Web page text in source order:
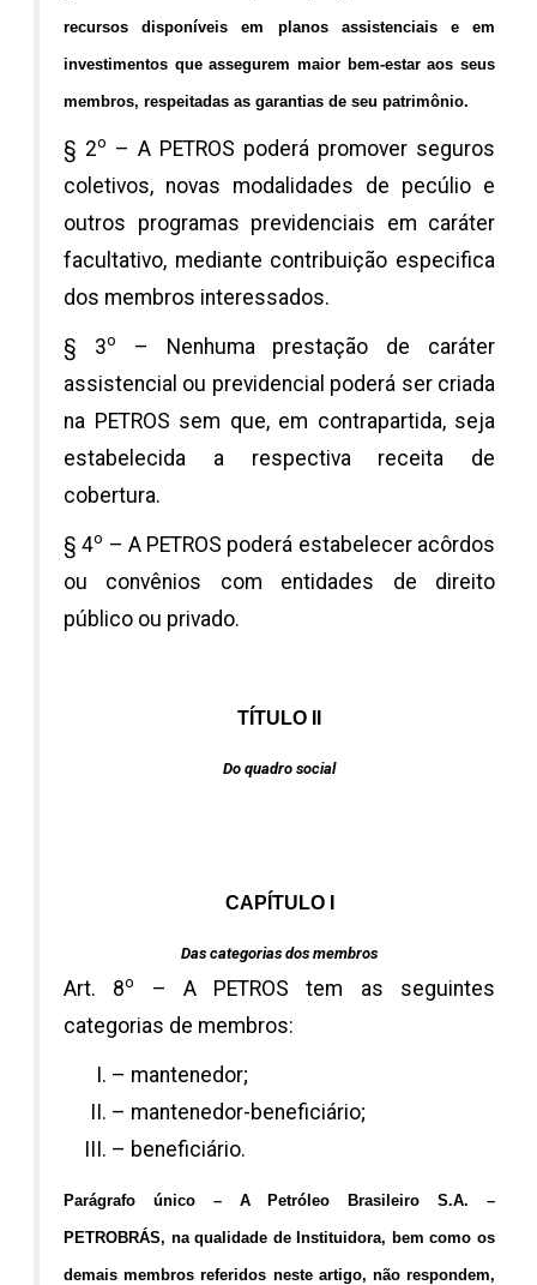
recursos disponíveis em planos assistenciais e em
investimentos que assegurem maior bem-estar aos seus
membros, respeitadas as garantias de seu patrimônio.
§ 2o – A PETROS poderá promover seguros
coletivos, novas modalidades de pecúlio e
outros programas previdenciais em caráter
facultativo, mediante contribuição especifica
dos membros interessados.
§ 3o
– Nenhuma prestação de caráter
assistencial ou previdencial poderá ser criada
na PETROS sem que, em contrapartida, seja
estabelecida a respectiva receita de
cobertura.
§ 4o – A PETROS poderá estabelecer acôrdos
ou convênios com entidades de direito
público ou privado.
TÍTULO II
Do quadro social
CAPÍTULO I
Das categorias dos membros
Art. 8o
– A PETROS tem as seguintes
categorias de membros:
– mantenedor;
– mantenedor-beneficiário;
– beneficiário.
Parágrafo único – A Petróleo Brasileiro S.A. –
PETROBRÁS, na qualidade de Instituidora, bem como os
demais membros referidos neste artigo, não respondem,